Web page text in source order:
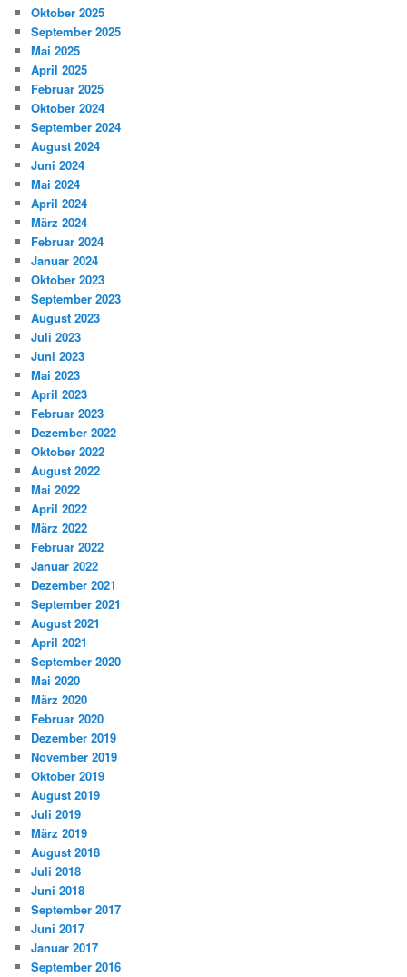
Oktober 2025
September 2025
Mai 2025
April 2025
Februar 2025
Oktober 2024
September 2024
August 2024
Juni 2024
Mai 2024
April 2024
März 2024
Februar 2024
Januar 2024
Oktober 2023
September 2023
August 2023
Juli 2023
Juni 2023
Mai 2023
April 2023
Februar 2023
Dezember 2022
Oktober 2022
August 2022
Mai 2022
April 2022
März 2022
Februar 2022
Januar 2022
Dezember 2021
September 2021
August 2021
April 2021
September 2020
Mai 2020
März 2020
Februar 2020
Dezember 2019
November 2019
Oktober 2019
August 2019
Juli 2019
März 2019
August 2018
Juli 2018
Juni 2018
September 2017
Juni 2017
Januar 2017
September 2016